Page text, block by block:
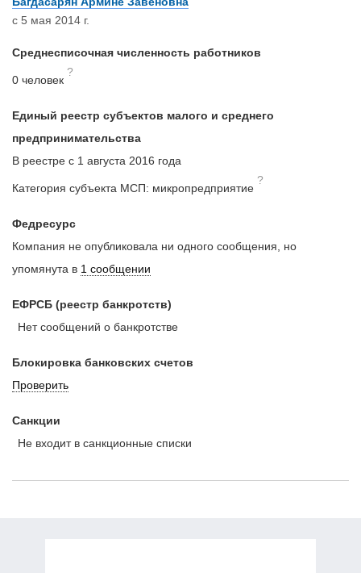
с 5 мая 2014 г.
Среднесписочная численность работников
0 человек
?
Единый реестр субъектов малого и среднего
предпринимательства
В реестре с 1 августа 2016 года
Категория субъекта МСП: микропредприятие
?
Федресурс
Компания не опубликовала ни одного сообщения, но
упомянута в 1 сообщении
ЕФРСБ (реестр банкротств)
Нет сообщений о банкротстве
Блокировка банковских счетов
Проверить
Санкции
Не входит в санкционные списки